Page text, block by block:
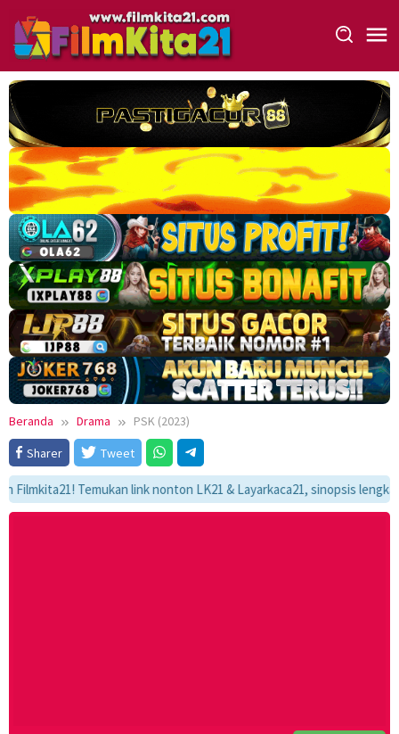
konten
Beranda Drama
PSK (2023)
Sharer
Tweet
Temukan link nonton LK21 & Layarkaca21, sinopsis